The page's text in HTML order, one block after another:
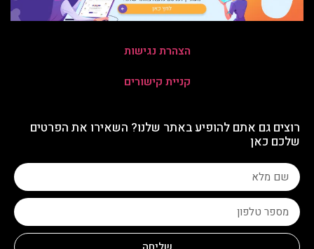
הצהרת נגישות
קניית קישורים
רוצים גם אתם להופיע באתר שלנו? השאירו את הפרטים
שלכם כאן